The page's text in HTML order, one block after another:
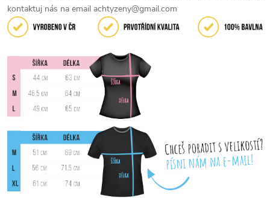
kontaktuj nás na email achtyzeny@gmail.com